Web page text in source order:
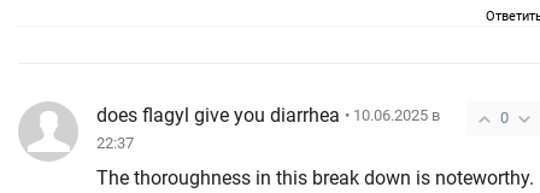
0
does flagyl give you diarrhea • 10.06.2025 в
22:37
The thoroughness in this break down is noteworthy.